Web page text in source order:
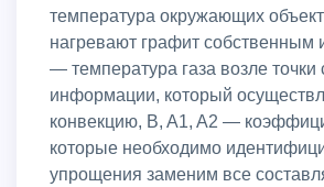
температура окружающих
нагревают графит собственным
— температура газа возле точки
информации, который
конвекцию, B, A1, A2 —
которые необходимо
упрощения заменим все